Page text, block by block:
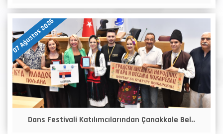
07 Ağustos 2026
Dans Festivali Katılımcılarından Çanakkale Bel..